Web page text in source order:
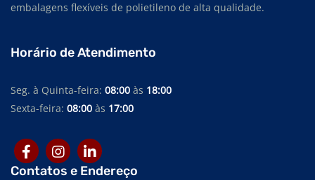
SACOS PLÁSTICOS EM POLIETILENO
SACOS PARA EMBALAGEM
SACOS PARA INDÚSTRIA TÊXTIL
SACOS PARA INDÚSTRIA ALIMENTÍCIA
SACOS PARA ALIMENTOS
embalagens flexíveis de polietileno de alta qualidade.
Horário de Atendimento
Seg. à Quinta-feira: 08:00 às 18:00
Sexta-feira: 08:00 às 17:00
Contatos e Endereço